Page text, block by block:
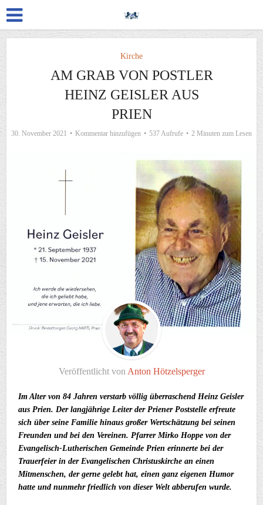
Kirche
AM GRAB VON POSTLER
HEINZ GEISLER AUS
PRIEN
30. November 2021 Kommentar hinzufügen 537 Aufrufe 2 Minuten zum Lesen
Veröffentlicht von Anton Hötzelsperger
Im Alter von 84 Jahren verstarb völlig überraschend Heinz Geisler
aus Prien. Der langjährige Leiter der Priener Poststelle erfreute
sich über seine Familie hinaus großer Wertschätzung bei seinen
Freunden und bei den Vereinen. Pfarrer Mirko Hoppe von der
Evangelisch-Lutherischen Gemeinde Prien erinnerte bei der
Trauerfeier in der Evangelischen Christuskirche an einen
Mitmenschen, der gerne gelebt hat, einen ganz eigenen Humor
hatte und nunmehr friedlich von dieser Welt abberufen wurde.